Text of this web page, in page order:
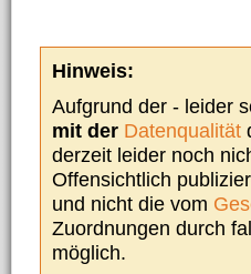
Hinweis:
Aufgrund der - leider
mit der Datenqualität
derzeit leider noch
Offensichtlich
und nicht die vom
Zuordnungen durch
möglich.